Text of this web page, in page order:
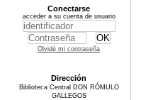
Conectarse
acceder a su cuenta de usuario
Olvidé mi contraseña
Dirección
Biblioteca Central DON RÓMULO
GALLEGOS